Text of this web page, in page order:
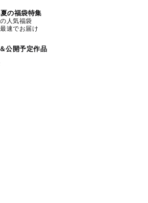
の福袋特集
人気福袋
速でお届け
公開予定作品